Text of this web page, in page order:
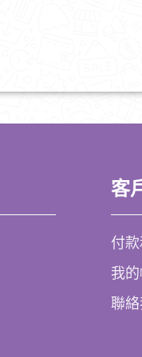
客
付
我
聯